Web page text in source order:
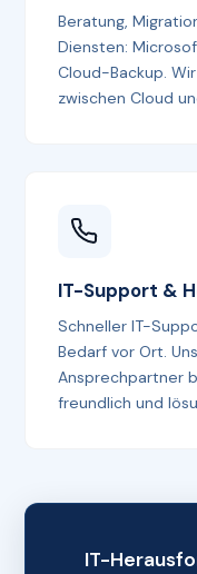
Beratung,
Diensten:
Cloud-Backup.
zwischen Cloud
IT-Support &
Schneller IT-
Bedarf vor Ort.
Ansprechpartner
freundlich und
IT-